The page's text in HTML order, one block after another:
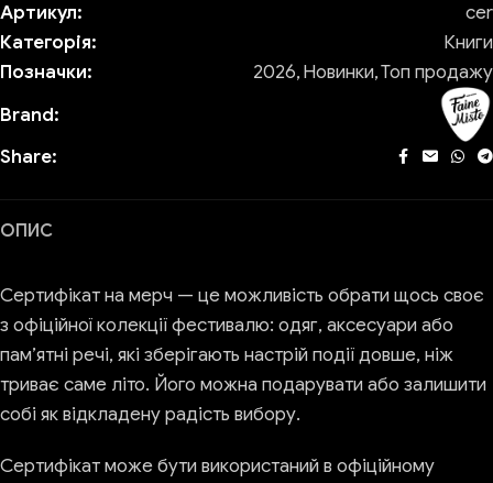
Артикул:
cer
Категорія:
Книги
Позначки:
2026,Новинки,Топ продажу
Brand:
Share:
ОПИС
Сертифікат на мерч — це можливість обрати щось своє
з офіційної колекції фестивалю: одяг, аксесуари або
пам’ятні речі, які зберігають настрій події довше, ніж
триває саме літо. Його можна подарувати або залишити
собі як відкладену радість вибору.
Сертифікат може бути використаний в офіційному